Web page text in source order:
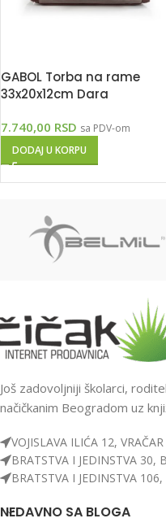
GABOL Torba na rame
33x20x12cm Dara
7.740,00 RSD sa PDV-om
DODAJ U KORPU
Još zadovoljniji školarci,
načičkanim Beogradom uz
VOJISLAVA ILIĆA 12, VRAČAR
BRATSTVA I JEDINSTVA 30,
BRATSTVA I JEDINSTVA
NEDAVNO SA BLOGA